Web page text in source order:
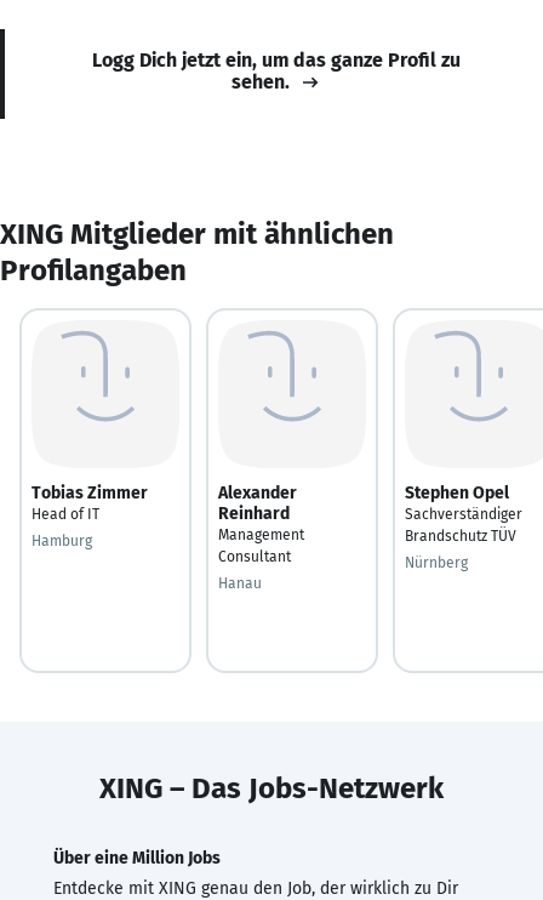
Logg Dich jetzt ein, um das ganze Profil zu
sehen.
XING Mitglieder mit ähnlichen
Profilangaben
Tobias Zimmer
Head of IT
Hamburg
Alexander
Reinhard
Management
Consultant
Hanau
Stephen Opel
Sachverständiger
Brandschutz TÜV
Nürnberg
XING – Das Jobs-Netzwerk
Über eine Million Jobs
Entdecke mit XING genau den Job, der wirklich zu Dir